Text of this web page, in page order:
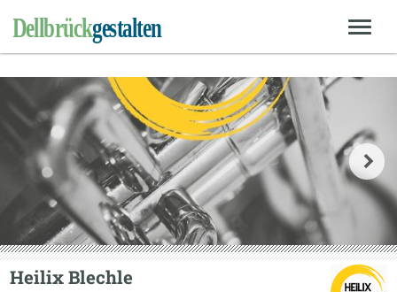
Heilix Blechle